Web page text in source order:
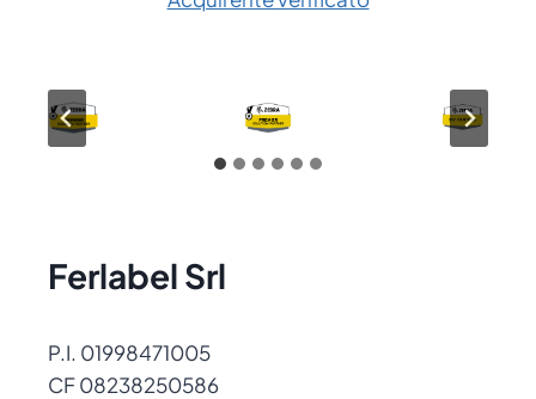
Ferlabel Srl
P.I. 01998471005
CF 08238250586